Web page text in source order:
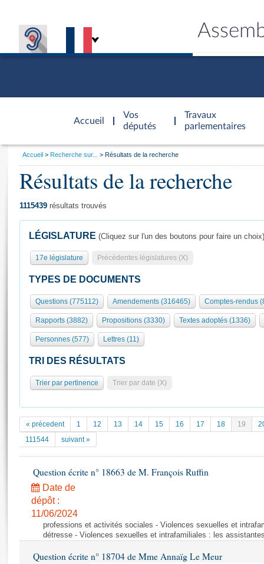
Accueil
d'accueil
Vos
députés
Travaux
parlementaires
Présidence
577 députés
Groupes politiques
Élections législatives
Séance publique
Commissions et autres organes
Europe et International
Contrôle et évaluation
Congrès
Pétitions
Documents parlementaires
Projets de loi
Textes adoptés
Rapports d'information
Rapports d'enquête
Rapports sur l'application des lois
Général
Rôle et pouvoirs de l'Assemblée
Organisation de l'Assemblée
Présidence Conférence des Présidents Bureau Collège des
Statistiques et chiffres clés
Transparence et déontologie
Histoire
Juniors
Anciennes législatures
Liens vers les sites publics
Visiter l'Assemblée
Visite virtuelle du palais Bourbon
Assister à une séance
Accès des chercheurs à l’Assemblée
Les évènements
Les archives
Contacts et plan d'accès
Vous
Accueil Recherche sur... Résultats de la recherche
Résultats de la recherche
1115439 résultats trouvés
LÉGISLATURE (Cliquez sur l'un des boutons pour faire un choix)
17e législature Précédentes législatures (X)
TYPES DE DOCUMENTS
Questions (775112) Amendements (316465) Comptes-rendus
Rapports (3882) Propositions (3330) Textes adoptés (1336)
Personnes (577) Lettres (11)
TRI DES RÉSULTATS
Trier par pertinence Trier par date (X)
« précedent 1 12 13 14 15 16 17 18 19
111544
suivant »
Question écrite n° 18663 de M. François Ruffin
Date de
dépôt :
11/06/2024
professions et activités sociales - Violences sexuelles et
détresse - Violences sexuelles et intrafamiliales : les
Question écrite n° 18704 de Mme Annaïg Le Meur